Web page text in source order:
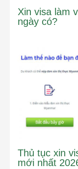
Xin visa làm
ngày có?
Thủ tục xin
mới nhất